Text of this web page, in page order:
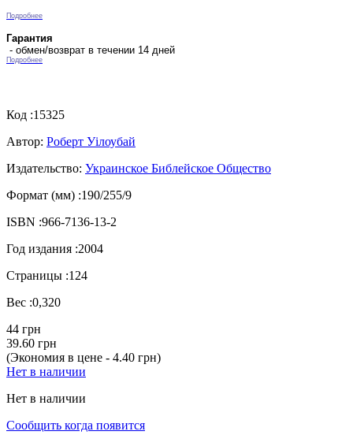
Подробнее
Гарантия
- обмен/возврат в течении 14 дней
Подробнее
Код :15325
Автор: Роберт Уілоубай
Издательство: Украинское Библейское Общество
Формат (мм) :190/255/9
ISBN :966-7136-13-2
Год издания :2004
Страницы :124
Вес :0,320
44 грн
39.60 грн
(Экономия в цене - 4.40 грн)
Нет в наличии
Нет в наличии
Сообщить когда появится